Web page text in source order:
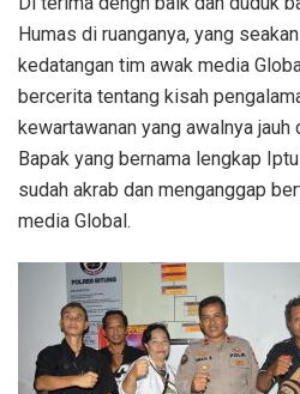
Humas di ruanganya, yang
kedatangan tim awak media
bercerita tentang kisah
kewartawanan yang awalnya
Bapak yang bernama lengkap
sudah akrab dan menganggap
media Global.